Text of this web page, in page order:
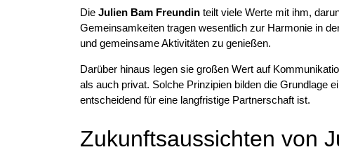
Die Julien Bam Freundin teilt viele Werte mit ihm,
Gemeinsamkeiten tragen wesentlich zur Harmonie in
und gemeinsame Aktivitäten zu genießen.
Darüber hinaus legen sie großen Wert auf
als auch privat. Solche Prinzipien bilden die Grundlage
entscheidend für eine langfristige Partnerschaft ist.
Zukunftsaussichten von